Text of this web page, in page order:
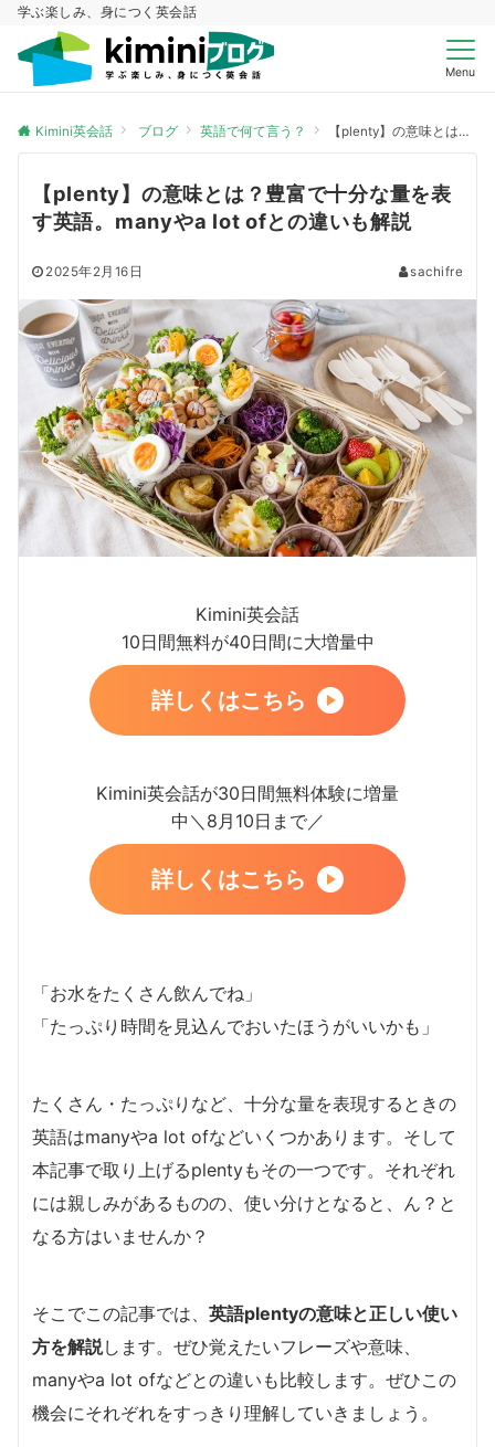
学ぶ楽しみ、身につく英会話
Menu
Kimini英会話 ブログ 英語で何て言う？ 【plenty】の意味とは？豊富で十分な量を表す英語。manyやa lot ofとの違いも解説
【plenty】の意味とは？豊富で十分な量を表
す英語。manyやa lot ofとの違いも解説
2025年2月16日 sachifre
Kimini英会話
10日間無料が40日間に大増量中
詳しくはこちら
Kimini英会話が30日間無料体験に増量
中＼8月10日まで／
詳しくはこちら
「お水をたくさん飲んでね」
「たっぷり時間を見込んでおいたほうがいいかも」
たくさん・たっぷりなど、十分な量を表現するときの
英語はmanyやa lot ofなどいくつかあります。そして
本記事で取り上げるplentyもその一つです。それぞれ
には親しみがあるものの、使い分けとなると、ん？と
なる方はいませんか？
そこでこの記事では、 英語plentyの意味と正しい使い
方を解説します。ぜひ覚えたいフレーズや意味、
manyやa lot ofなどとの違いも比較します。ぜひこの
機会にそれぞれをすっきり理解していきましょう。